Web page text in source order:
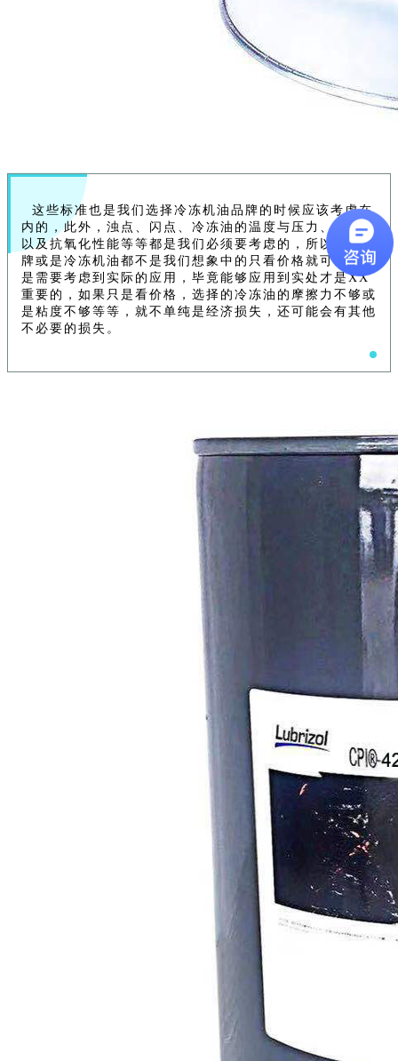
这些标准也是我们选择冷冻机油品牌的时候应该考虑在
内的，此外，浊点、闪点、冷冻油的温度与压力、稳定性
以及抗氧化性能等等都是我们必须要考虑的，所以选择品
牌或是冷冻机油都不是我们想象中的只看价格就可以，而
是需要考虑到实际的应用，毕竟能够应用到实处才是XX
重要的，如果只是看价格，选择的冷冻油的摩擦力不够或
是粘度不够等等，就不单纯是经济损失，还可能会有其他
不必要的损失。